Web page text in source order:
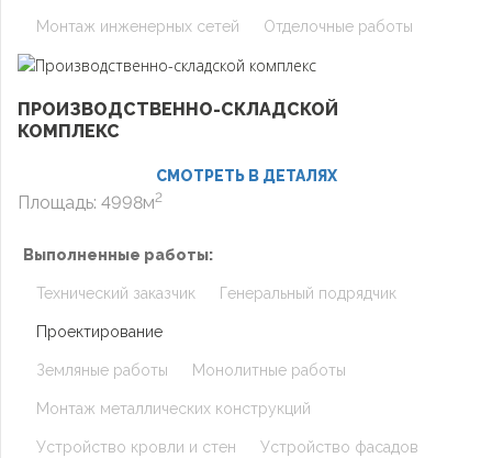
Монтаж инженерных сетей Отделочные работы
ПРОИЗВОДСТВЕННО-СКЛАДСКОЙ
КОМПЛЕКС
СМОТРЕТЬ В ДЕТАЛЯХ
Площадь: 4998м2
Выполненные работы:
Технический заказчик Генеральный подрядчик
Проектирование
Земляные работы Монолитные работы
Монтаж металлических конструкций
Устройство кровли и стен Устройство фасадов